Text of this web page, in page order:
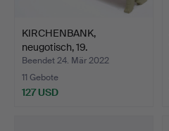
KIRCHENBANK,
neugotisch, 19.
Jahrhundert.
Beendet 24. Mär 2022
11 Gebote
127 USD